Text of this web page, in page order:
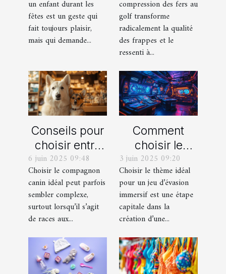
fêtes ?
un enfant durant les
fêtes est un geste qui
fait toujours plaisir,
mais qui demande...
solides ?
compression des fers au
golf transforme
radicalement la qualité
des frappes et le
ressenti à...
Conseils pour
choisir entre
un berger
blanc suisse
et un berger
américain
miniature
6 juin 2025 09:48
Choisir le compagnon
canin idéal peut parfois
sembler complexe,
surtout lorsqu’il s’agit
de races aux...
Comment
choisir le
thème parfait
pour votre
prochain jeu
d'évasion
immersif
3 juin 2025 09:20
Choisir le thème idéal
pour un jeu d’évasion
immersif est une étape
capitale dans la
création d’une...